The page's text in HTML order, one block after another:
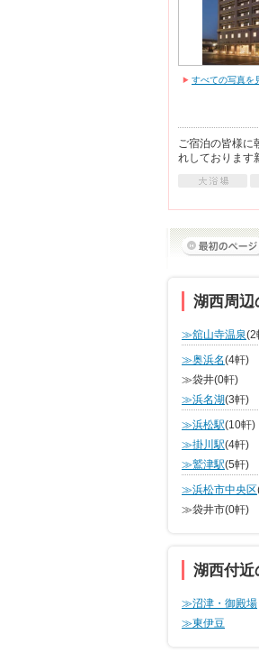
すべての写真を
ご宿泊の皆様に
れしております
湖西周辺
≫舘山寺温泉(2
≫奥浜名(4軒)
≫袋井(0軒)
≫浜名湖(3軒)
≫浜松駅(10軒)
≫掛川駅(4軒)
≫鷲津駅(5軒)
≫浜松市中央区
≫袋井市(0軒)
湖西付近
≫沼津・御殿場
≫東伊豆